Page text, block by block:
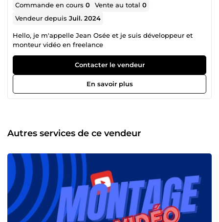
Commande en cours0 Vente au total0
Vendeur depuisJuil. 2024
Hello, je m'appelle Jean Osée et je suis développeur et
monteur vidéo en freelance
Contacter le vendeur
En savoir plus
Autres services de ce vendeur